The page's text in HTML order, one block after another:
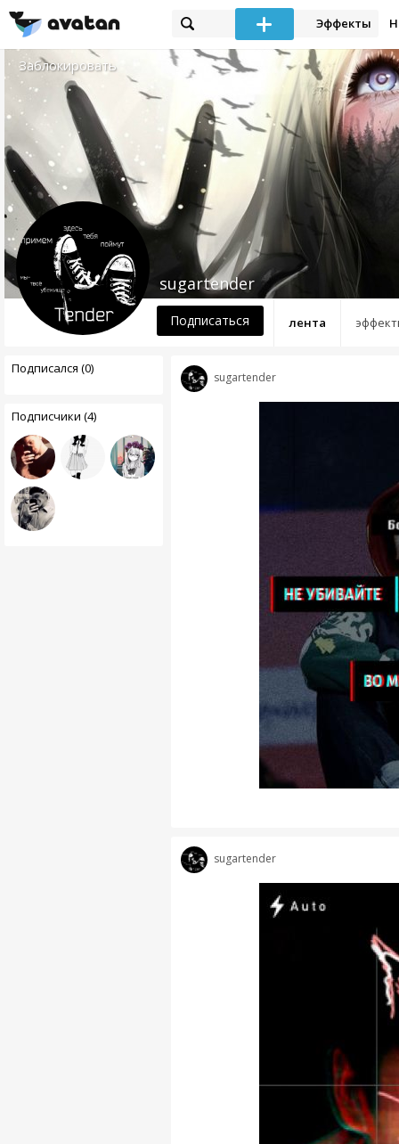
Эффекты
Заблокировать
лента
sugartender
Подписаться
Подписался (0)
Подписчики (4)
sugartender
sugartender